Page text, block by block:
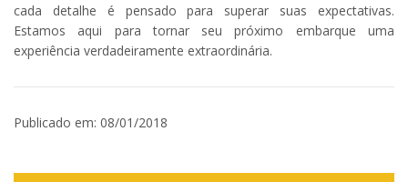
cada detalhe é pensado para superar suas expectativas.
Estamos aqui para tornar seu próximo embarque uma
experiência verdadeiramente extraordinária.
Publicado em: 08/01/2018